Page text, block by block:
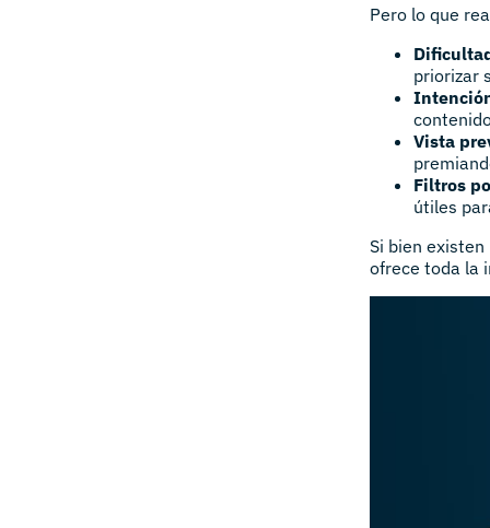
Pero lo que
priorizar
Vista
Filtros
útiles
Si bien
ofrece toda la